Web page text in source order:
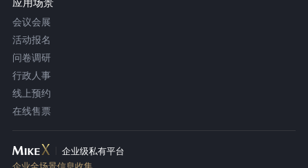
应用场景
会议会展
活动报名
问卷调研
行政人事
线上预约
在线售票
企业级私有平台